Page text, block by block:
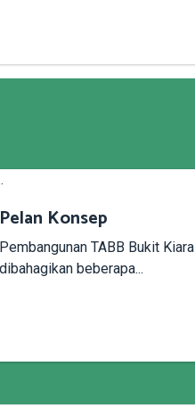
Pelan Konsep
Pembangunan TABB Bukit Kiara
dibahagikan beberapa...